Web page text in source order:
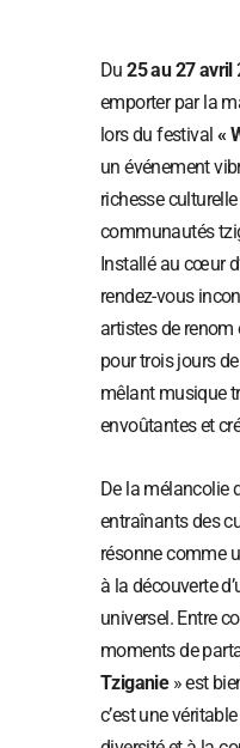
Du25 au 27 avril
emporter par la
lors du festival «
un événement
richesse
communautés
Installé au cœur
rendez-vous
artistes de renom
pour trois jours
mêlant musique
envoûtantes et
De la mélancolie
entraînants des
résonne comme
à la découverte
universel. Entre
moments de
Tziganie» est
c’est une